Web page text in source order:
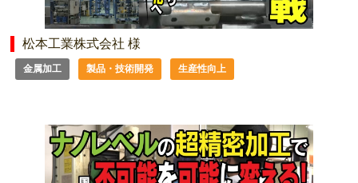
松本工業株式会社 様
金属加工 製品・技術開発 生産性向上